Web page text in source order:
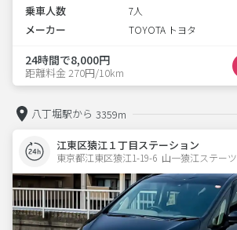
乗車人数 7人
メーカー TOYOTA トヨタ
24時間で8,000円
距離料金 270円/10km
八丁堀駅から 3359m
江東区猿江１丁目ステーション
東京都江東区猿江1-19-6  山一猿江ステーツ